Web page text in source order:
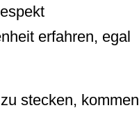
erfahren, egal
stecken, kommen